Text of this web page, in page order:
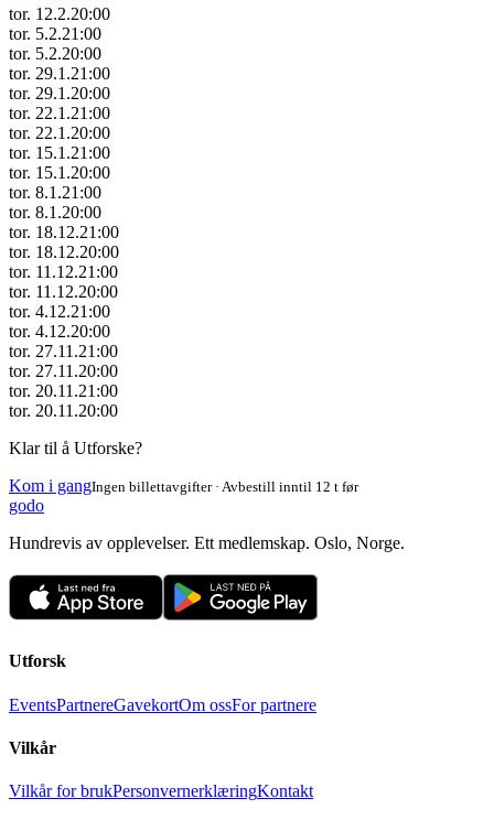
tor. 12.2.20:00
tor. 5.2.21:00
tor. 5.2.20:00
tor. 29.1.21:00
tor. 29.1.20:00
tor. 22.1.21:00
tor. 22.1.20:00
tor. 15.1.21:00
tor. 15.1.20:00
tor. 8.1.21:00
tor. 8.1.20:00
tor. 18.12.21:00
tor. 18.12.20:00
tor. 11.12.21:00
tor. 11.12.20:00
tor. 4.12.21:00
tor. 4.12.20:00
tor. 27.11.21:00
tor. 27.11.20:00
tor. 20.11.21:00
tor. 20.11.20:00
Klar til å Utforske?
Kom i gangIngen billettavgifter · Avbestill inntil 12 t før
godo
Hundrevis av opplevelser. Ett medlemskap. Oslo, Norge.
Utforsk
EventsPartnereGavekortOm ossFor partnere
Vilkår
Vilkår for brukPersonvernerklæringKontakt